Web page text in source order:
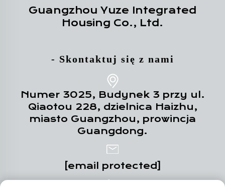
Guangzhou Yuze Integrated
Housing Co., Ltd.
- Skontaktuj się z nami
Numer 3025, Budynek 3 przy ul.
Qiaotou 228, dzielnica Haizhu,
miasto Guangzhou, prowincja
Guangdong.
[email protected]